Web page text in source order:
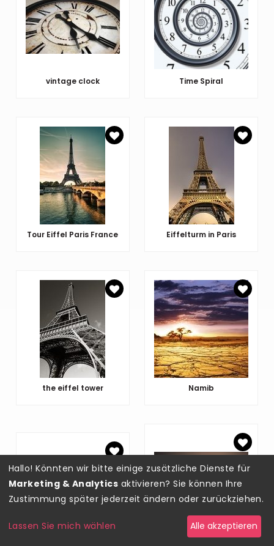
vintage clock Time Spiral
Tour Eiffel Paris France Eiffelturm in Paris
the eiffel tower Namib
Hallo! Könnten wir bitte einige zusätzliche Dienste für
Marketing & Analytics aktivieren? Sie können Ihre
Zustimmung später jederzeit ändern oder zurückziehen.
Lassen Sie mich wählen Alle akzeptieren